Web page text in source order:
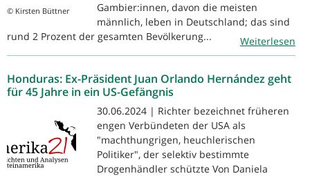
© Kirsten Büttner
Gambier:innen, davon die meisten
männlich, leben in Deutschland; das sind
rund 2 Prozent der gesamten Bevölkerung...
Weiterlesen
Honduras: Ex-Präsident Juan Orlando Hernández geht
für 45 Jahre in ein US-Gefängnis
30.06.2024 | Richter bezeichnet früheren
engen Verbündeten der USA als
"machthungrigen, heuchlerischen
Politiker", der selektiv bestimmte
Drogenhändler schützte Von Daniela